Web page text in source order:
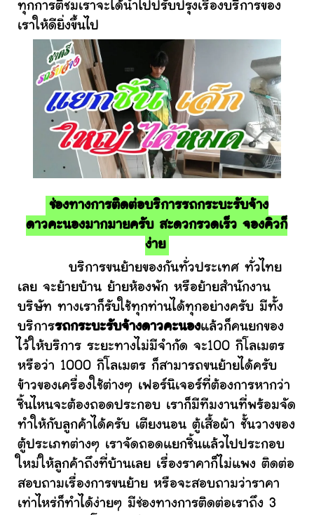
ทุกการติชมเราจะได้นำไปปรับปรุงเรื่องบริการของ
เราให้ดียิ่งขึ้นไป
ช่องทางการติดต่อบริการรถกระบะรับจ้าง
ดาวคะนองมากมายครับ สะดวกรวดเร็ว จองคิวก็
ง่าย
บริการขนย้ายของกันทั่วประเทศ ทั่วไทย
เลย จะย้ายบ้าน ย้ายห้องพัก หรือย้ายสำนักงาน
บริษัท ทางเราก็รับใช้ทุกท่านได้ทุกอย่างครับ มีทั้ง
บริการรถกระบะรับจ้างดาวคะนองแล้วก็คนยกของ
ไว้ให้บริการ ระยะทางไม่มีจำกัด จะ100 กิโลเมตร
หรือว่า 1000 กิโลเมตร ก็สามารถขนย้ายได้ครับ
ข้าวของเครื่องใช้ต่างๆ เฟอร์นิเจอร์ที่ต้องการหากว่า
ชิ้นไหนจะต้องถอดประกอบ เราก็มีทีมงานที่พร้อมจัด
ทำให้กับลูกค้าได้ครับ เตียงนอน ตู้เสื้อผ้า ชั้นวางของ
ตู้ประเภทต่างๆ เราจัดถอดแยกชิ้นแล้วไปประกอบ
ใหม่ให้ลูกค้าถึงที่บ้านเลย เรื่องราคาก็ไม่แพง ติดต่อ
สอบถามเรื่องการขนย้าย หรือจะสอบถามว่าราคา
เท่าไหร่ก็ทำได้ง่ายๆ มีช่องทางการติดต่อเราถึง 3